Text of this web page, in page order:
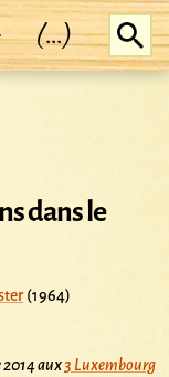
(...)
dans le
(1964)
2014 aux3 Luxembourg